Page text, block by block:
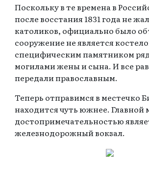
Поскольку в те времена в
после восстания 1831 года не
католиков, официально было
сооружение не является
специфическим памятником
могилами жены и сына. И все
передали православным.
Теперь отправимся в местечко
находится чуть южнее. Главной
достопримечательностью
железнодорожный вокзал.